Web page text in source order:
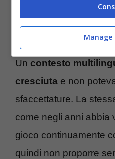
parole in napoletano
catalana e qualche
Un contesto
cresciuta e non
sfaccettature. La
come negli anni abbia
gioco continuamente
quindi non proporre